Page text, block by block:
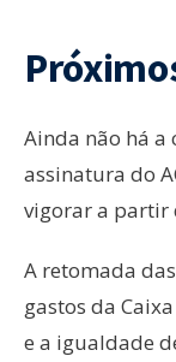
Ainda não há a
assinatura do
vigorar a partir
A retomada
gastos da
e a igualdade